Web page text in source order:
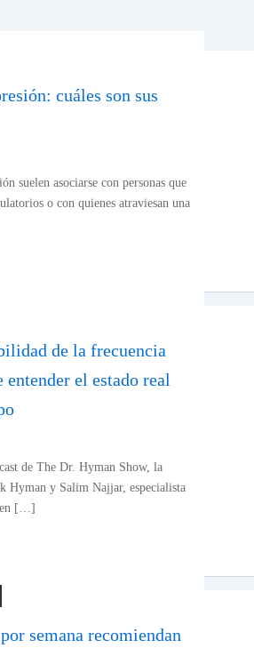
cuáles son sus
suelen asociarse con personas que
o con quienes atraviesan una
de la frecuencia
el estado real
de The Dr. Hyman Show, la
Hyman y Salim Najjar, especialista
en […]
semana recomiendan